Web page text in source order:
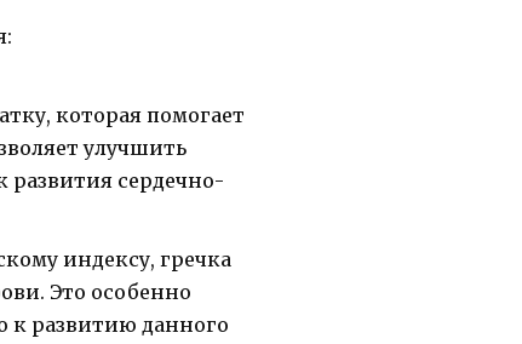
которая помогает
улучшить
развития сердечно-
индексу, гречка
Это особенно
к развитию данного